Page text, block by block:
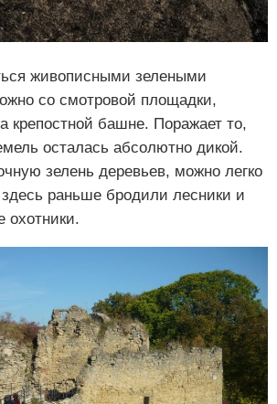
живописными зелеными
со смотровой площадки,
крепостной башне. Поражает то,
осталась абсолютно дикой.
зелень деревьев, можно легко
здесь раньше бродили лесники и
охотники.